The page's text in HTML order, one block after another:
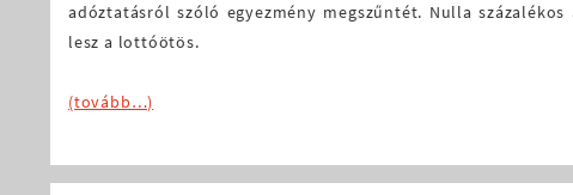
adóztatásról szóló egyezmény megszűntét. Nulla
lesz a lottóötös.
(tovább…)